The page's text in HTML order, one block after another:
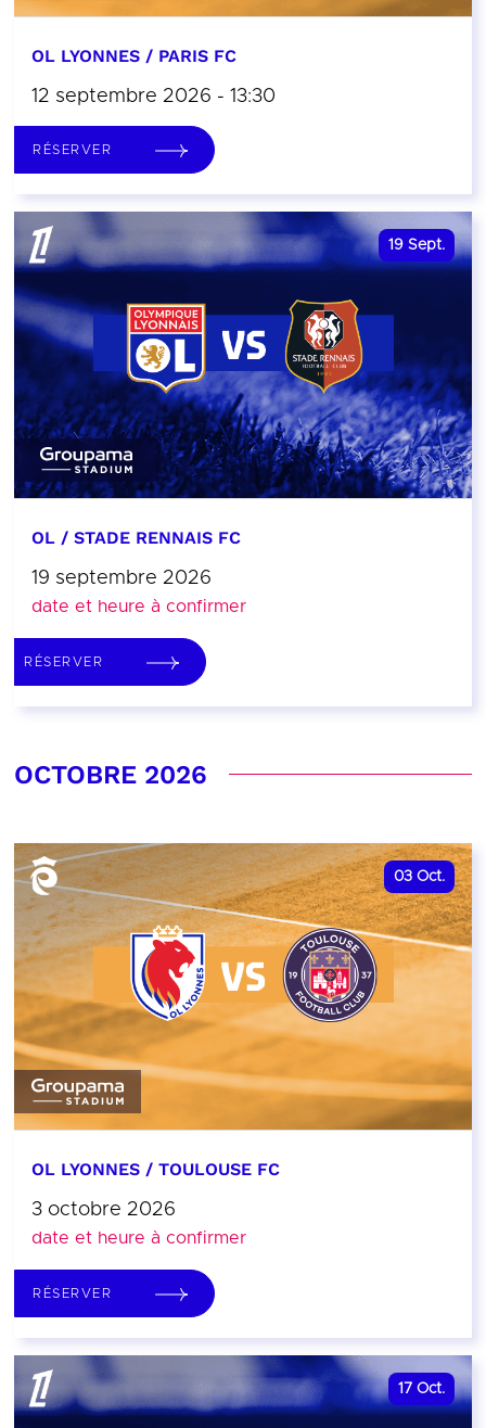
OL LYONNES / PARIS FC
12 septembre 2026 - 13:30
RÉSERVER
19 Sept.
OL / STADE RENNAIS FC
19 septembre 2026
date et heure à confirmer
RÉSERVER
OCTOBRE 2026
03 Oct.
OL LYONNES / TOULOUSE FC
3 octobre 2026
date et heure à confirmer
RÉSERVER
17 Oct.